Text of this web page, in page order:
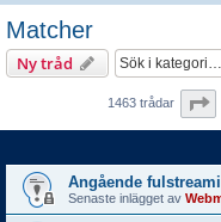
Matcher
Ny tråd
1463 trådar
Angående
Senaste inlägget av